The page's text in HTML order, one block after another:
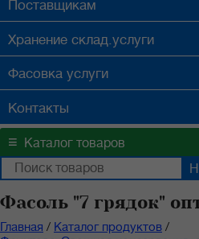
Поставщикам
Хранение склад.услуги
Фасовка услуги
Контакты
≡ Каталог товаров
Фасоль "7 грядок"
Главная / Каталог продуктов /